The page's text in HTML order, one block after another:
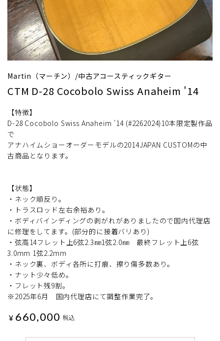
Martin（マーチン）/中古アコースティックギター
CTM D-28 Cocobolo Swiss Anaheim '14
【特徴】
D-28 Cocobolo Swiss Anaheim '14 (#2262024)10本限定製作品
で
アナハイムショーオーダーモデルの2014JAPAN CUSTOMの中
古商品となります。
【状態】
・ネック順反り。
・トラスロッド左右余裕あり。
・ボディバインディングの剥がれがありましたので国内代理店
に修理をしてます。(部分的に接着バリあり)
・弦高14フレット上6弦2.3㎜1弦2.0㎜ 最終フレット上6弦
3.0mm 1弦2.2mm
・ネック裏、ボディ各所に打痕、擦り傷多数あり。
・ナット少々低め。
・フレット残9割。
※2025年6月 国内代理店にて調整作業完了。
¥ 660,000 税込